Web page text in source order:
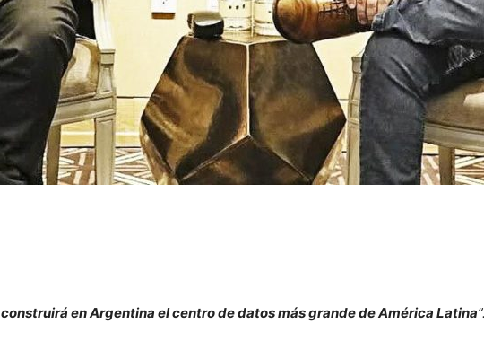
construirá en Argentina el centro de datos más grande de América Latina”.